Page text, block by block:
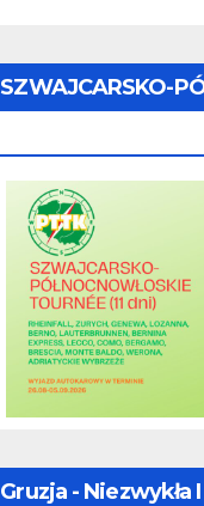
SZWAJCARSKO-
Gruzja - Niezwykła